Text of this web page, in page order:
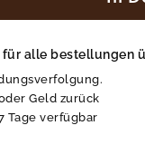
für alle bestellungen
Geld zurück
Tage verfügbar